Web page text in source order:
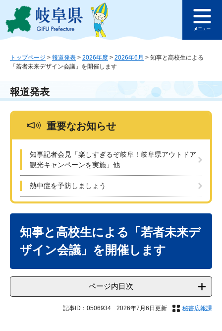
ジ
ュ
本
このページの本文へ
ュ
トップページ > 報道発表 > 2026年度 > 2026年6月 > 知事と高校生による
「若者未来デザイン会議」を開催します
報道発表
重要なお知らせ
知事記者会見「楽しすぎるぞ岐阜！岐阜県アウトドア
観光キャンペーンを実施」他
熱中症を予防しましょう
知事と高校生による「若者未来デ
ザイン会議」を開催します
ページ内目次
記事ID：0506934 2026年7月6日更新 秘書広報課